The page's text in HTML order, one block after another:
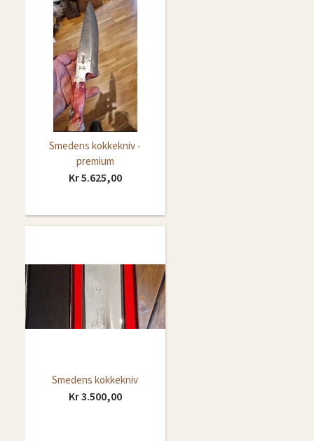
Smedens kokkekniv -
premium
Kr 5.625,00
Smedens kokkekniv
Kr 3.500,00